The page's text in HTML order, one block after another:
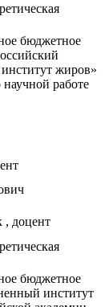
бюджетное
жиров»
научной работе
, доцент
бюджетное
институт